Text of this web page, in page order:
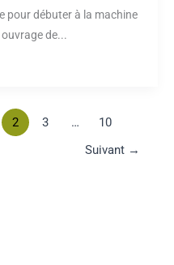
pour débuter à la machine
de...
2 3 …
10
Suivant →